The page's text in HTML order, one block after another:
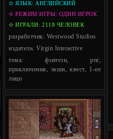
✫ ЯЗЫК: АНГЛИЙСКИЙ
✫ РЕЖИМ ИГРЫ: ОДИН ИГРОК
✫ ИГРАЛИ: 2118 ЧЕЛОВЕК
разработчик: Westwood Studios
издатель: Virgin Interactive
тема: фэнтези, рпг,
приключения, экшн, квест, 1-ое
лицо